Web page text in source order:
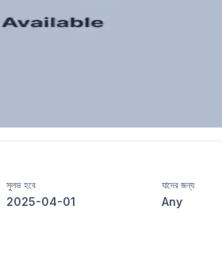
সুলভ হবে
2025-04-01
যাদের জন্য
Any